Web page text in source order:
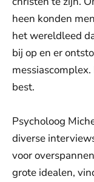
heen konden
het wereldleed
bij op en er
best.
Psycholoog
diverse
voor
grote idealen,